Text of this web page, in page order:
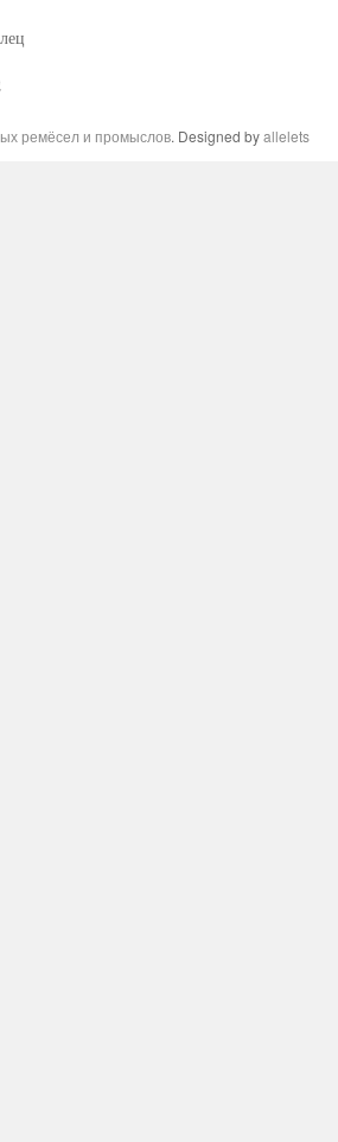
ремёсел и промыслов. Designed byallelets